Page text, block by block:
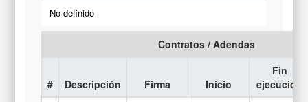
No definido
Contratos / Adendas
# Descripción Firma Inicio
Fin
ejecución